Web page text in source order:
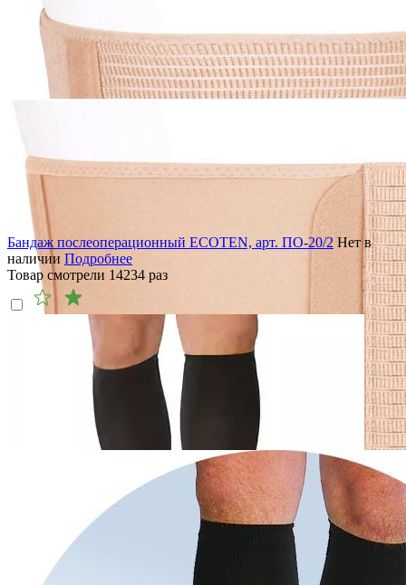
Бандаж послеоперационный ECOTEN, арт. ПО-20/2 Нет в
наличии Подробнее
Товар смотрели 14234 раз